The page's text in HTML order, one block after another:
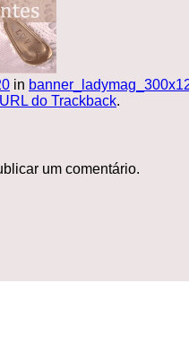
in
URL do Trackback.
um comentário.